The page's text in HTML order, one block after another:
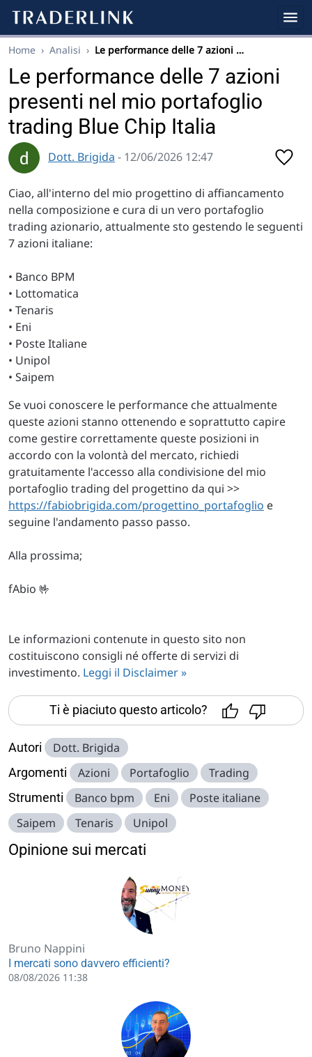
Home › Analisi › Le performance delle 7 azioni …
Le performance delle 7 azioni
presenti nel mio portafoglio
trading Blue Chip Italia
Dott. Brigida - 12/06/2026 12:47
Ciao, all'interno del mio progettino di affiancamento
nella composizione e cura di un vero portafoglio
trading azionario, attualmente sto gestendo le seguenti
7 azioni italiane:
• Banco BPM
• Lottomatica
• Tenaris
• Eni
• Poste Italiane
• Unipol
• Saipem
Se vuoi conoscere le performance che attualmente
queste azioni stanno ottenendo e soprattutto capire
come gestire correttamente queste posizioni in
accordo con la volontà del mercato, richiedi
gratuitamente l'accesso alla condivisione del mio
portafoglio trading del progettino da qui >>
https://fabiobrigida.com/progettino_portafoglio e
seguine l'andamento passo passo.
Alla prossima;
fAbio 🤟
Le informazioni contenute in questo sito non
costituiscono consigli né offerte di servizi di
investimento. Leggi il Disclaimer »
Ti è piaciuto questo articolo?
Autori Dott. Brigida
Argomenti Azioni Portafoglio Trading
Strumenti Banco bpm Eni
Poste italiane
Saipem
Tenaris Unipol
Opinione sui mercati
Bruno Nappini
I mercati sono davvero efficienti?
08/08/2026 11:38